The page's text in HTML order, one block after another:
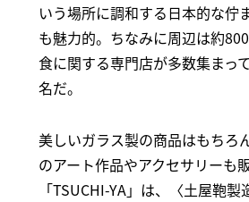
いう場所に調和する日本的な佇
も魅力的。ちなみに周辺は約
食に関する専門店が多数集まっ
名だ。
美しいガラス製の商品はもちろ
のアート作品やアクセサリーも
「TSUCHI-YA」は、〈土屋鞄